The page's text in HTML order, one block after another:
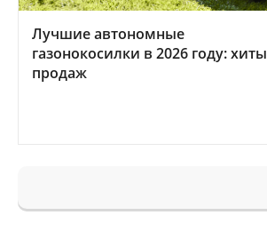
Лучшие автономные
газонокосилки в 2026 году: хиты
продаж